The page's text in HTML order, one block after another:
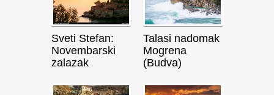
Sveti Stefan:
Novembarski
zalazak
Talasi nadomak
Mogrena
(Budva)